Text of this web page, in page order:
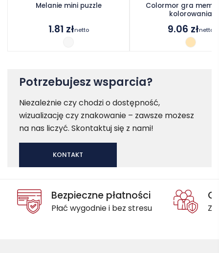
Melanie mini puzzle
1.81 złnetto
Colormor gra
kolorowania
9.06 złnetto
Potrzebujesz wsparcia?
Niezależnie czy chodzi o dostępność,
wizualizację czy znakowanie – zawsze możesz
na nas liczyć. Skontaktuj się z nami!
KONTAKT
Bezpieczne płatności
Płać wygodnie i bez stresu